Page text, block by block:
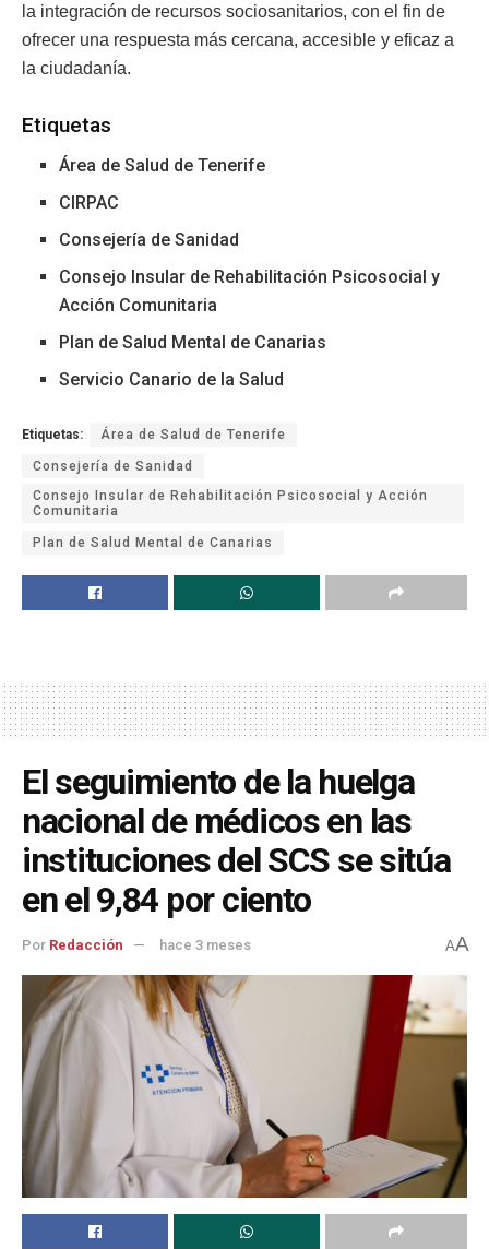
la integración de recursos sociosanitarios, con el fin de
ofrecer una respuesta más cercana, accesible y eficaz a
la ciudadanía.
Etiquetas
Área de Salud de Tenerife
CIRPAC
Consejería de Sanidad
Consejo Insular de Rehabilitación Psicosocial y
Acción Comunitaria
Plan de Salud Mental de Canarias
Servicio Canario de la Salud
Etiquetas: Área de Salud de Tenerife
Consejería de Sanidad
Consejo Insular de Rehabilitación Psicosocial y Acción
Comunitaria
Plan de Salud Mental de Canarias
El seguimiento de la huelga
nacional de médicos en las
instituciones del SCS se sitúa
en el 9,84 por ciento
Por Redacción hace 3 meses AA